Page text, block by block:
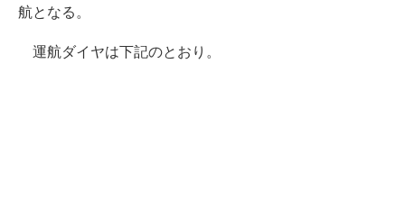
航となる。
運航ダイヤは下記のとおり。